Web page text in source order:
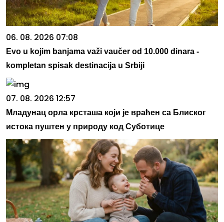
06. 08. 2026 07:08
Evo u kojim banjama važi vaučer od 10.000 dinara -
kompletan spisak destinacija u Srbiji
07. 08. 2026 12:57
Младунац орла крсташа који је враћен са Блиског
истока пуштен у природу код Суботице